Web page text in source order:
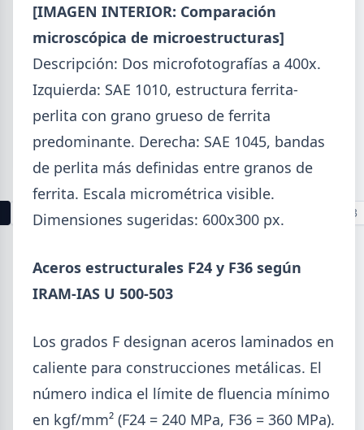
Producción Mundial de Acero –
Junio 2026
La producción mundial de acero crudo alcanzó
155,7 Mt en junio 2026 (+1,7% i.a.), mientras el
acumulado enero-junio retrocede 0,7%.
9 10 13
Buscar
2026
Agosto (4)
Julio (9)
[IMAGEN INTERIOR: Comparación
microscópica de microestructuras]
Descripción: Dos microfotografías a 400x.
Izquierda: SAE 1010, estructura ferrita-
perlita con grano grueso de ferrita
predominante. Derecha: SAE 1045, bandas
de perlita más definidas entre granos de
ferrita. Escala micrométrica visible.
Dimensiones sugeridas: 600x300 px.
Aceros estructurales F24 y F36 según
IRAM-IAS U 500-503
Los grados F designan aceros laminados en
caliente para construcciones metálicas. El
número indica el límite de fluencia mínimo
en kgf/mm² (F24 = 240 MPa, F36 = 360 MPa).